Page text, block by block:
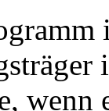
wenn